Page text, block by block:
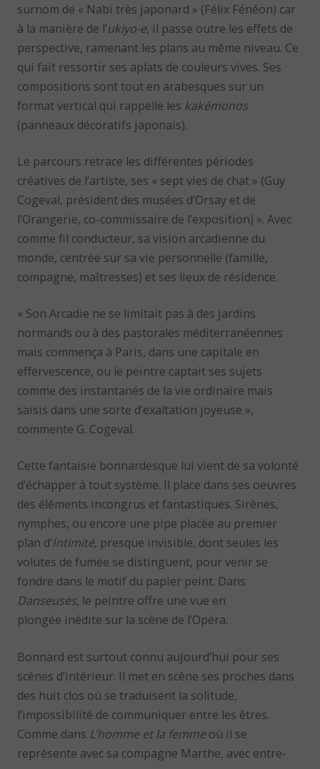
surnom de « Nabi très japonard » (Félix Fénéon) car
à la manière de l’ukiyo-e, il passe outre les effets de
perspective, ramenant les plans au même niveau. Ce
qui fait ressortir ses aplats de couleurs vives. Ses
compositions sont tout en arabesques sur un
format vertical qui rappelle les kakémonos
(panneaux décoratifs japonais).
Le parcours retrace les différentes périodes
créatives de l’artiste, ses « sept vies de chat » (Guy
Cogeval, président des musées d’Orsay et de
l’Orangerie, co-commissaire de l’exposition) ». Avec
comme fil conducteur, sa vision arcadienne du
monde, centrée sur sa vie personnelle (famille,
compagne, maîtresses) et ses lieux de résidence.
« Son Arcadie ne se limitait pas à des jardins
normands ou à des pastorales méditerranéennes
mais commença à Paris, dans une capitale en
effervescence, ou le peintre captait ses sujets
comme des instantanés de la vie ordinaire mais
saisis dans une sorte d’exaltation joyeuse »,
commente G. Cogeval.
Cette fantaisie bonnardesque lui vient de sa volonté
d’échapper à tout système. Il place dans ses oeuvres
des éléments incongrus et fantastiques. Sirènes,
nymphes, ou encore une pipe placée au premier
plan d’Intimité, presque invisible, dont seules les
volutes de fumée se distinguent, pour venir se
fondre dans le motif du papier peint. Dans
Danseuses, le peintre offre une vue en
plongée inédite sur la scène de l’Opéra.
Bonnard est surtout connu aujourd’hui pour ses
scènes d’intérieur. Il met en scène ses proches dans
des huit clos où se traduisent la solitude,
l’impossibilité de communiquer entre les êtres.
Comme dans L’homme et la femmeoù il se
représente avec sa compagne Marthe, avec entre-